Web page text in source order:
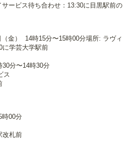
ービス待ち合わせ：13:30に目黒駅前の
（金） 14時15分〜15時00分場所: ラヴィ
に学芸大学駅前
30分〜14時30分
ス
時00分
改札前